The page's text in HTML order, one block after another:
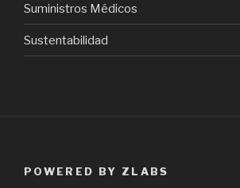
Suministros Médicos
Sustentabilidad
POWERED BY ZLABS